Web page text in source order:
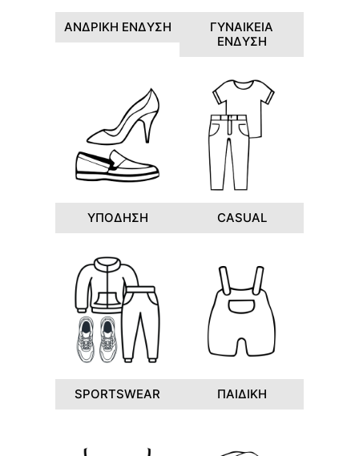
ΑΝΔΡΙΚΗ ΕΝΔΥΣΗ
ΓΥΝΑΙΚΕΙΑ
ΕΝΔΥΣΗ
ΥΠΟΔΗΣΗ CASUAL
SPORTSWEAR ΠΑΙΔΙΚΗ